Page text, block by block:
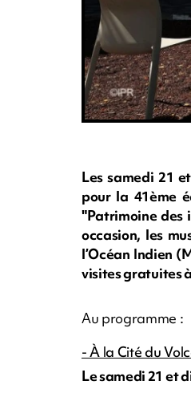
Les samedi 21
pour la 41ème
"Patrimoine des
occasion, les
l’Océan Indien
visites gratuites
Au programme :
- À la Cité du
Le samedi 21 et